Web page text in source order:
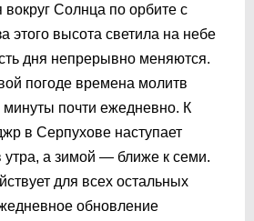
Солнца по орбите с
этого высота светила на небе
дня непрерывно меняются.
погоде времена молитв
почти ежедневно. К
в Серпухове наступает
утра, а зимой — ближе к семи.
для всех остальных
обновление